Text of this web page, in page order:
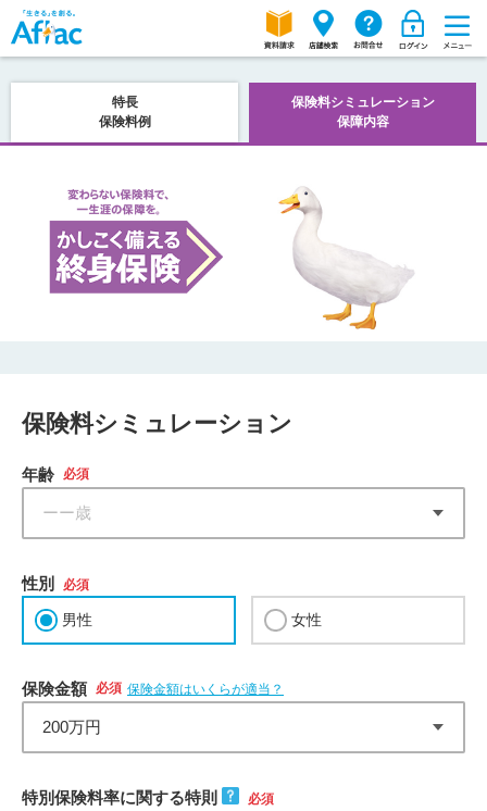
特長
保険料例
保険料シミュレーション
保障内容
保険料シミュレーション
年齢 必須
性別 必須
男性 女性
保険金額 必須 保険金額はいくらが適当？
特別保険料率に関する特則
必須